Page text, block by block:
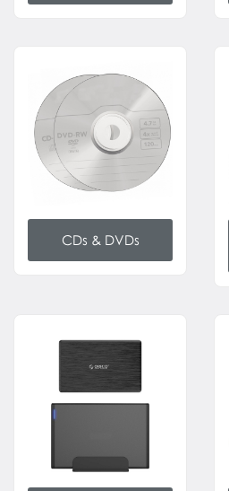
CDs & DVDs